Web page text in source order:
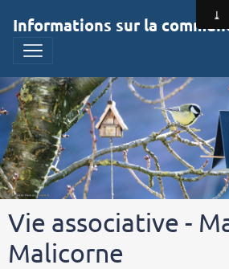
Informations sur la
Vie associative -
Malicorne